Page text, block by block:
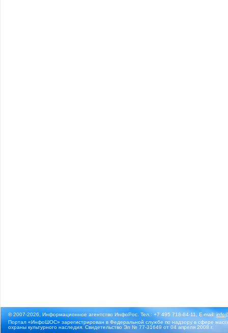
© 2007-2026, Информационное агентство ИнфоРос. Тел.: +7 495 718-84-11, E-mail:
Портал «ИнфоШОС» зарегистрирован в Федеральной службе по надзору в сфере
охраны культурного наследия. Свидетельство Эл № 77-31649 от 04 апреля 2008 г.